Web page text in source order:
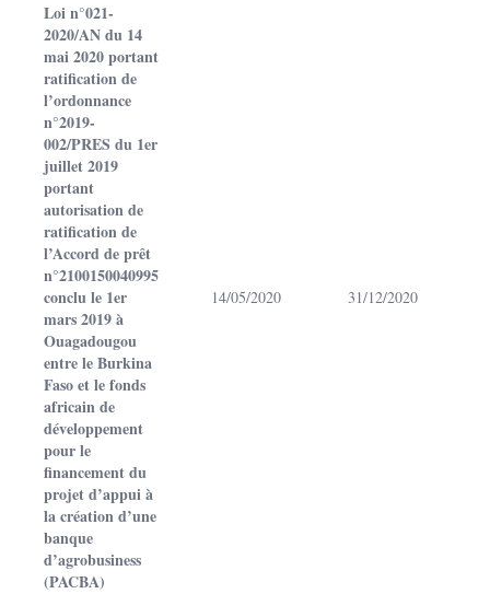
Loi n°021-
2020/AN du 14
mai 2020 portant
ratification de
l’ordonnance
n°2019-
002/PRES du 1er
juillet 2019
portant
autorisation de
ratification de
l’Accord de prêt
n°2100150040995
conclu le 1er
mars 2019 à
Ouagadougou
entre le Burkina
Faso et le fonds
africain de
développement
pour le
financement du
projet d’appui à
la création d’une
banque
d’agrobusiness
(PACBA)
14/05/2020 31/12/2020